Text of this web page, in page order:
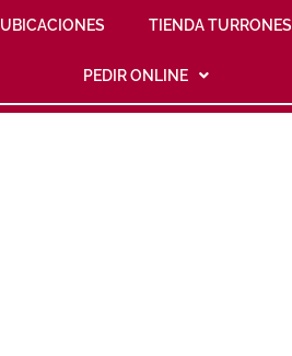
UBICACIONES TIENDA TURRONES
PEDIR ONLINE